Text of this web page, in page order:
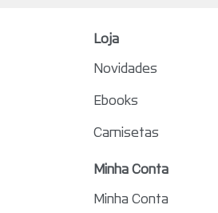
Loja
Novidades
Ebooks
Camisetas
Minha Conta
Minha Conta